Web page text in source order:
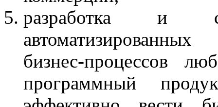
разработка и
бизнес-процессов
программный